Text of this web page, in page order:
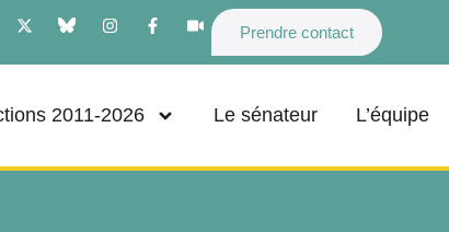
Prendre contact
2011-2026 Le sénateur L’équipe